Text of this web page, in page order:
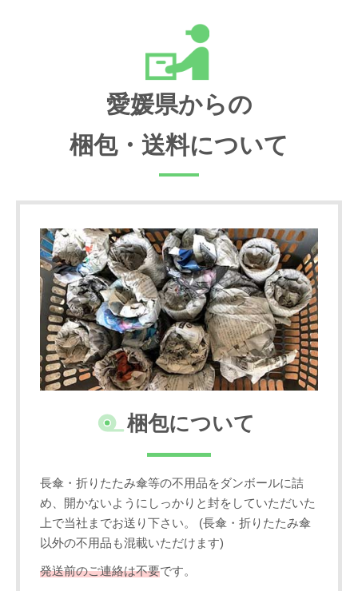
愛媛県からの
梱包・送料について
梱包について
長傘・折りたたみ傘等の不用品をダンボールに詰
め、開かないようにしっかりと封をしていただいた
上で当社までお送り下さい。 (長傘・折りたたみ傘
以外の不用品も混載いただけます)
発送前のご連絡は不要です。